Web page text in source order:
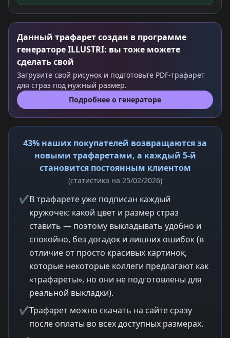
Данный трафарет создан в программе
генераторе ILLUSTRI: вы тоже можете
сделать свой
Загрузите свой рисунок и подготовьте PDF-трафарет
для страз под нужный размер.
Подробнее о генераторе
43% наших покупателей возвращаются за
новыми трафаретами, а каждый 5-й
становится постоянным клиентом
(статистика на 25/02/2026)
✔В трафарете уже подписан каждый
кружочек: какой цвет и размер страз
ставить — поэтому выкладывать удобно и
спокойно, без догадок и лишних ошибок (в
отличие от просто красивых картинок,
которые некоторые коллеги предлагают как
«трафареты», но они не подготовлены для
реальной выкладки).
✔Трафарет можно скачать на сайте сразу
после оплаты во всех доступных размерах.